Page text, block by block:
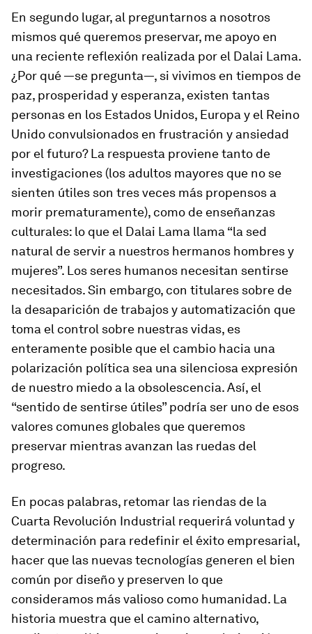
En segundo lugar, al preguntarnos a nosotros
mismos qué queremos preservar, me apoyo en
una reciente reflexión realizada por el Dalai Lama.
¿Por qué —se pregunta—, si vivimos en tiempos de
paz, prosperidad y esperanza, existen tantas
personas en los Estados Unidos, Europa y el Reino
Unido convulsionados en frustración y ansiedad
por el futuro? La respuesta proviene tanto de
investigaciones (los adultos mayores que no se
sienten útiles son tres veces más propensos a
morir prematuramente), como de enseñanzas
culturales: lo que el Dalai Lama llama “la sed
natural de servir a nuestros hermanos hombres y
mujeres”. Los seres humanos necesitan sentirse
necesitados. Sin embargo, con titulares sobre de
la desaparición de trabajos y automatización que
toma el control sobre nuestras vidas, es
enteramente posible que el cambio hacia una
polarización política sea una silenciosa expresión
de nuestro miedo a la obsolescencia. Así, el
“sentido de sentirse útiles” podría ser uno de esos
valores comunes globales que queremos
preservar mientras avanzan las ruedas del
progreso.
En pocas palabras, retomar las riendas de la
Cuarta Revolución Industrial requerirá voluntad y
determinación para redefinir el éxito empresarial,
hacer que las nuevas tecnologías generen el bien
común por diseño y preserven lo que
consideramos más valioso como humanidad. La
historia muestra que el camino alternativo,